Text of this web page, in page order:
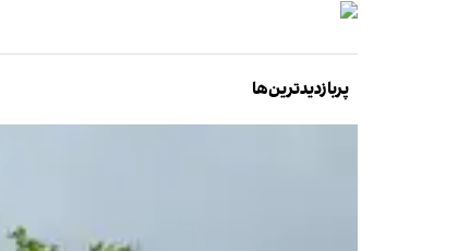
پربازدیدترین‌ها